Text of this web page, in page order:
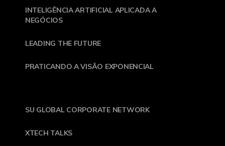
INTELIGÊNCIA ARTIFICIAL APLICADA A
NEGÓCIOS
LEADING THE FUTURE
PRATICANDO A VISÃO EXPONENCIAL
SU GLOBAL CORPORATE NETWORK
XTECH TALKS